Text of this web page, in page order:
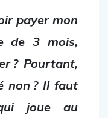
payer mon
de 3 mois,
? Pourtant,
non ? Il faut
joue au